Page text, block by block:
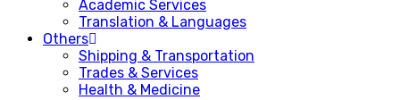
Academic Services
Translation & Languages
Others
Shipping & Transportation
Trades & Services
Health & Medicine